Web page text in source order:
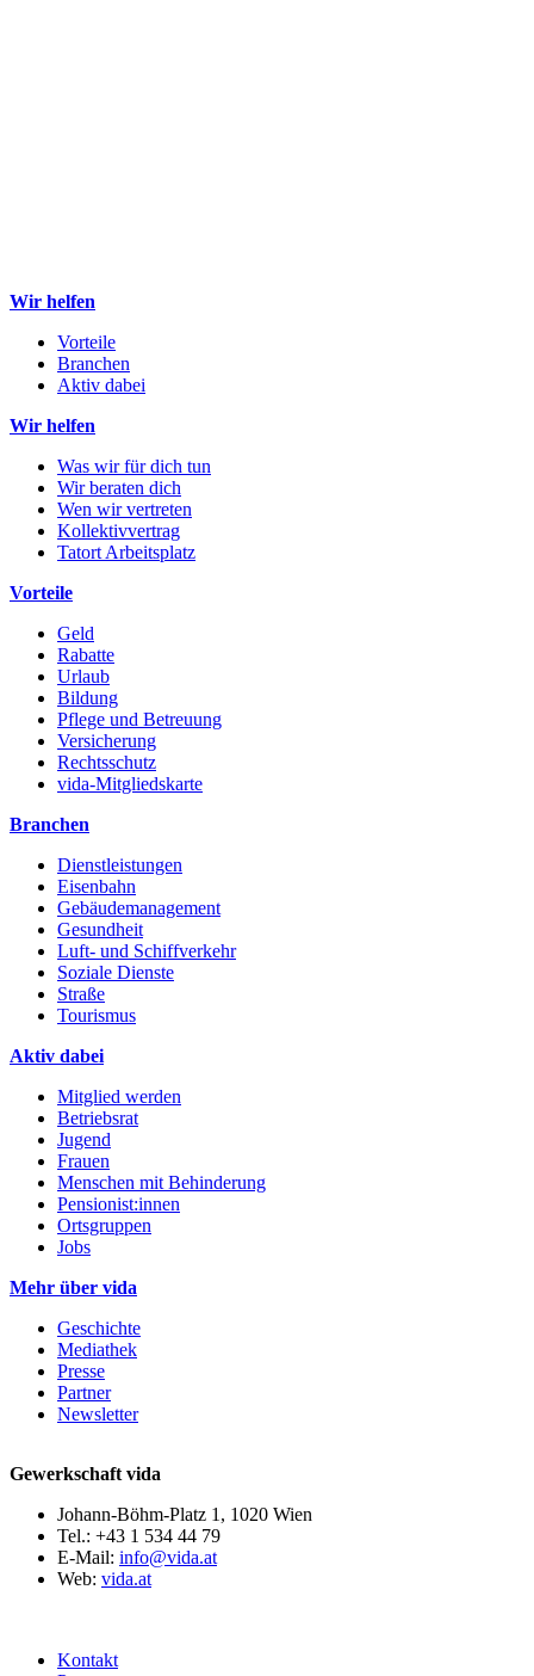
Wir helfen
Vorteile
Branchen
Aktiv dabei
Wir helfen
Was wir für dich tun
Wir beraten dich
Wen wir vertreten
Kollektivvertrag
Tatort Arbeitsplatz
Vorteile
Geld
Rabatte
Urlaub
Bildung
Pflege und Betreuung
Versicherung
Rechtsschutz
vida-Mitgliedskarte
Branchen
Dienstleistungen
Eisenbahn
Gebäudemanagement
Gesundheit
Luft- und Schiffverkehr
Soziale Dienste
Straße
Tourismus
Aktiv dabei
Mitglied werden
Betriebsrat
Jugend
Frauen
Menschen mit Behinderung
Pensionist:innen
Ortsgruppen
Jobs
Mehr über vida
Geschichte
Mediathek
Presse
Partner
Newsletter
Gewerkschaft vida
Johann-Böhm-Platz 1, 1020 Wien
Tel.: +43 1 534 44 79
E-Mail: info@vida.at
Web: vida.at
Kontakt